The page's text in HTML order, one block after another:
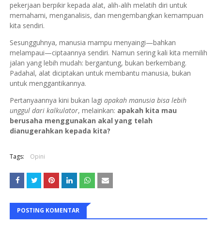
pekerjaan berpikir kepada alat, alih-alih melatih diri untuk
memahami, menganalisis, dan mengembangkan kemampuan
kita sendiri.
Sesungguhnya, manusia mampu menyaingi—bahkan
melampaui—ciptaannya sendiri. Namun sering kali kita memilih
jalan yang lebih mudah: bergantung, bukan berkembang.
Padahal, alat diciptakan untuk membantu manusia, bukan
untuk menggantikannya.
Pertanyaannya kini bukan lagi apakah manusia bisa lebih
unggul dari kalkulator, melainkan: apakah kita mau
berusaha menggunakan akal yang telah
dianugerahkan kepada kita?
Tags: Opini
POSTING KOMENTAR